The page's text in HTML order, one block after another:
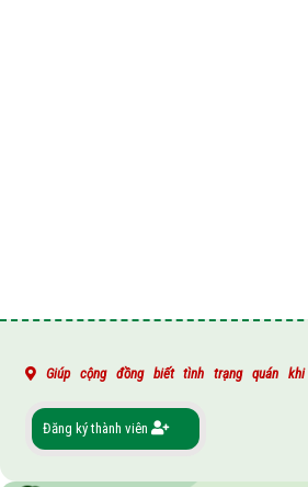
Giúp cộng đồng biết tình trạng quán khi
Đăng ký thành viên